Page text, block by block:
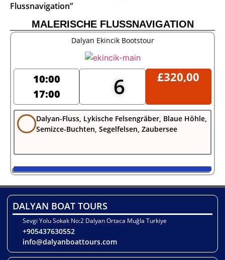
Flussnavigation”
MALERISCHE FLUSSNAVIGATION
Dalyan Ekincik Bootstour
10:00
17:00
6 £320,00
Dalyan-Fluss, Lykische Felsengräber, Blaue Höhle,
Semizce-Buchten, Segelfelsen, Zaubersee
DALYAN BOAT TOURS
Sevgi Yolu Sokak No:2 Dalyan Ortaca Muğla Turkiye
+905437630552
info@dalyanboattours.com